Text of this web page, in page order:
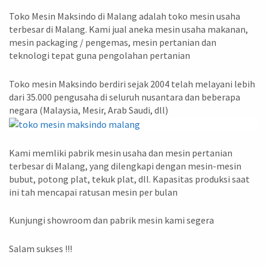
Toko Mesin Maksindo di Malang adalah toko mesin usaha
terbesar di Malang. Kami jual aneka mesin usaha makanan,
mesin packaging / pengemas, mesin pertanian dan
teknologi tepat guna pengolahan pertanian
Toko mesin Maksindo berdiri sejak 2004 telah melayani lebih
dari 35.000 pengusaha di seluruh nusantara dan beberapa
negara (Malaysia, Mesir, Arab Saudi, dll)
Kami memliki pabrik mesin usaha dan mesin pertanian
terbesar di Malang, yang dilengkapi dengan mesin-mesin
bubut, potong plat, tekuk plat, dll. Kapasitas produksi saat
ini tah mencapai ratusan mesin per bulan
Kunjungi showroom dan pabrik mesin kami segera
Salam sukses !!!